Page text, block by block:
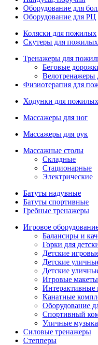
Оборудование для
Оборудование для РЦ
Коляски для пожилых
Скутеры для пожилых
Тренажеры для
Беговые
Физиотерапия для
Ходунки для пожилых
Массажеры для ног
Массажеры для рук
Массажные столы
Складные
Стационарные
Электрические
Батуты надувные
Батуты спортивные
Гребные тренажеры
Игровое
Балансиры и
Горки для
Детские
Детские
Детские
Игровые макеты
Интерактивные
Канатные
Оборудование
Спортивный
Уличные
Силовые тренажеры
Степперы